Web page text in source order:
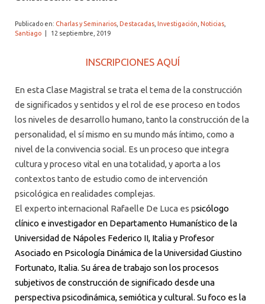
SERVICIO DE PSICOLOGÍA INTEGRAL
Publicado en: Charlas y Seminarios Destacadas Investigación Noticias
Santiago
12 septiembre, 2019
INSCRIPCIONES AQUÍ
En esta Clase Magistral se trata el tema de la construcción
de significados y sentidos y el rol de ese proceso en todos
los niveles de desarrollo humano, tanto la construcción de la
personalidad, el sí mismo en su mundo más íntimo, como a
nivel de la convivencia social. Es un proceso que integra
cultura y proceso vital en una totalidad, y aporta a los
contextos tanto de estudio como de intervención
psicológica en realidades complejas.
El experto internacional Rafaelle De Luca es psicólogo
clínico e investigador en Departamento Humanístico de la
Universidad de Nápoles Federico II, Italia y Profesor
Asociado en Psicología Dinámica de la Universidad Giustino
Fortunato, Italia. Su área de trabajo son los procesos
subjetivos de construcción de significado desde una
perspectiva psicodinámica, semiótica y cultural. Su foco es la